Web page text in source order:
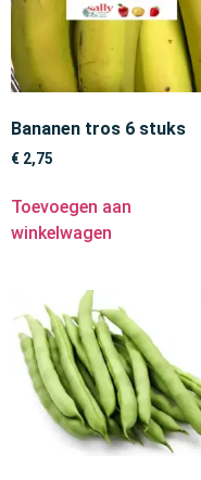
Bananen tros 6 stuks
€ 2,75
Toevoegen aan
winkelwagen